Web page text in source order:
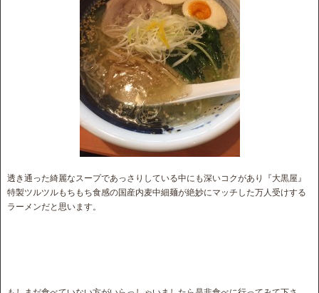
透き通った綺麗なスープであっさりしている中にも深いコクがあり『大黒屋』
特製ツルツルもちもち食感の国産内麦中細麺が絶妙にマッチした万人受けする
ラーメンだと思います。